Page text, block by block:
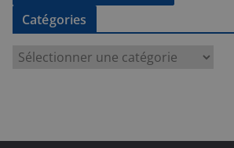
Catégories